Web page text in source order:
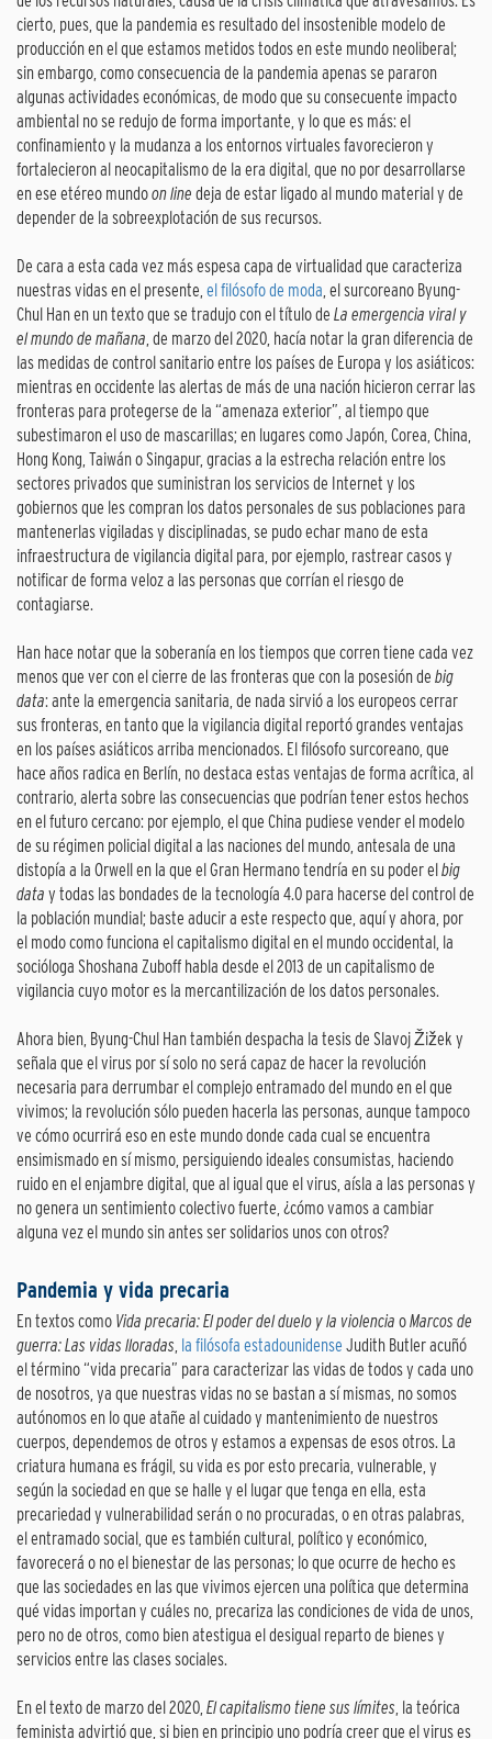
cierto, pues, que la pandemia es resultado del insostenible modelo de
producción en el que estamos metidos todos en este mundo neoliberal;
sin embargo, como consecuencia de la pandemia apenas se pararon
algunas actividades económicas, de modo que su consecuente impacto
ambiental no se redujo de forma importante, y lo que es más: el
confinamiento y la mudanza a los entornos virtuales favorecieron y
fortalecieron al neocapitalismo de la era digital, que no por desarrollarse
en ese etéreo mundoon line deja de estar ligado al mundo material y de
depender de la sobreexplotación de sus recursos.
De cara a esta cada vez más espesa capa de virtualidad que caracteriza
nuestras vidas en el presente, el filósofo de moda, el surcoreano Byung-
Chul Han en un texto que se tradujo con el título de La emergencia viral y
el mundo de mañana, de marzo del 2020, hacía notar la gran diferencia de
las medidas de control sanitario entre los países de Europa y los asiáticos:
mientras en occidente las alertas de más de una nación hicieron cerrar las
fronteras para protegerse de la “amenaza exterior”, al tiempo que
subestimaron el uso de mascarillas; en lugares como Japón, Corea, China,
Hong Kong, Taiwán o Singapur, gracias a la estrecha relación entre los
sectores privados que suministran los servicios de Internet y los
gobiernos que les compran los datos personales de sus poblaciones para
mantenerlas vigiladas y disciplinadas, se pudo echar mano de esta
infraestructura de vigilancia digital para, por ejemplo, rastrear casos y
notificar de forma veloz a las personas que corrían el riesgo de
contagiarse.
Han hace notar que la soberanía en los tiempos que corren tiene cada vez
menos que ver con el cierre de las fronteras que con la posesión de big
data: ante la emergencia sanitaria, de nada sirvió a los europeos cerrar
sus fronteras, en tanto que la vigilancia digital reportó grandes ventajas
en los países asiáticos arriba mencionados. El filósofo surcoreano, que
hace años radica en Berlín, no destaca estas ventajas de forma acrítica, al
contrario, alerta sobre las consecuencias que podrían tener estos hechos
en el futuro cercano: por ejemplo, el que China pudiese vender el modelo
de su régimen policial digital a las naciones del mundo, antesala de una
distopía a la Orwell en la que el Gran Hermano tendría en su poder el big
data y todas las bondades de la tecnología 4.0 para hacerse del control de
la población mundial; baste aducir a este respecto que, aquí y ahora, por
el modo como funciona el capitalismo digital en el mundo occidental, la
socióloga Shoshana Zuboff habla desde el 2013 de un capitalismo de
vigilancia cuyo motor es la mercantilización de los datos personales.
Ahora bien, Byung-Chul Han también despacha la tesis de Slavoj Žižek y
señala que el virus por sí solo no será capaz de hacer la revolución
necesaria para derrumbar el complejo entramado del mundo en el que
vivimos; la revolución sólo pueden hacerla las personas, aunque tampoco
ve cómo ocurrirá eso en este mundo donde cada cual se encuentra
ensimismado en sí mismo, persiguiendo ideales consumistas, haciendo
ruido en el enjambre digital, que al igual que el virus, aísla a las personas y
no genera un sentimiento colectivo fuerte, ¿cómo vamos a cambiar
alguna vez el mundo sin antes ser solidarios unos con otros?
Pandemia y vida precaria
En textos como Vida precaria: El poder del duelo y la violencia oMarcos de
guerra: Las vidas lloradas, la filósofa estadounidense Judith Butler acuñó
el término “vida precaria” para caracterizar las vidas de todos y cada uno
de nosotros, ya que nuestras vidas no se bastan a sí mismas, no somos
autónomos en lo que atañe al cuidado y mantenimiento de nuestros
cuerpos, dependemos de otros y estamos a expensas de esos otros. La
criatura humana es frágil, su vida es por esto precaria, vulnerable, y
según la sociedad en que se halle y el lugar que tenga en ella, esta
precariedad y vulnerabilidad serán o no procuradas, o en otras palabras,
el entramado social, que es también cultural, político y económico,
favorecerá o no el bienestar de las personas; lo que ocurre de hecho es
que las sociedades en las que vivimos ejercen una política que determina
qué vidas importan y cuáles no, precariza las condiciones de vida de unos,
pero no de otros, como bien atestigua el desigual reparto de bienes y
servicios entre las clases sociales.
En el texto de marzo del 2020, El capitalismo tiene sus límites, la teórica
feminista advirtió que, si bien en principio uno podría creer que el virus es